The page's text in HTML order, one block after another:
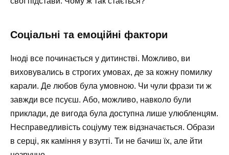
Соціальні та емоційні фактори
Іноді все починається у дитинстві. Можливо, ви
виховувались в строгих умовах, де за кожну помилку
карали. Де любов була умовною. Чи чули фрази ти ж
завжди все псуєш. Або, можливо, навколо були
приклади, де вигода була доступна лише улюбленцям.
Несправедливість соціуму теж відзначається. Образи
в серці, як каміння у взутті. Ти не бачиш їх, але йти